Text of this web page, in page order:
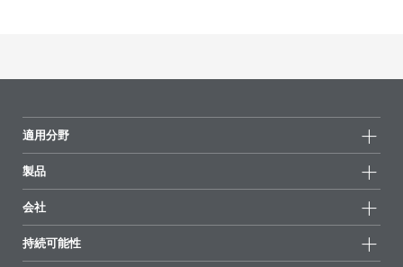
適用分野
製品
全製品
ハイライト
会社
ニュース
持続可能性